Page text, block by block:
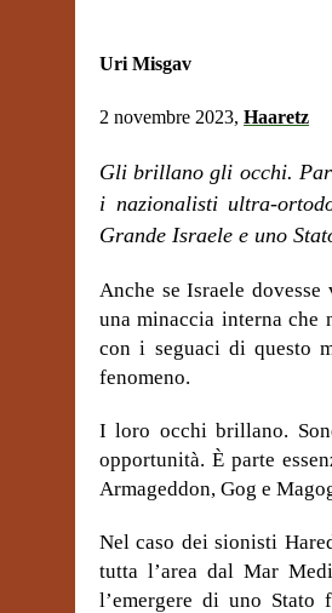
Uri Misgav
2 novembre 2023, Haaretz
Gli brillano gli occhi.
i nazionalisti ultra-
Grande Israele e uno
Anche se Israele
una minaccia interna che
con i seguaci di questo
fenomeno.
I loro occhi brillano.
opportunità. È parte
Armageddon, Gog e
Nel caso dei sionisti
tutta l’area dal Mar
l’emergere di uno Stato